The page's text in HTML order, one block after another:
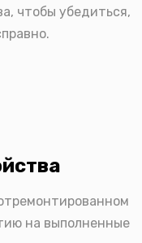
чтобы убедиться,
на выполненные